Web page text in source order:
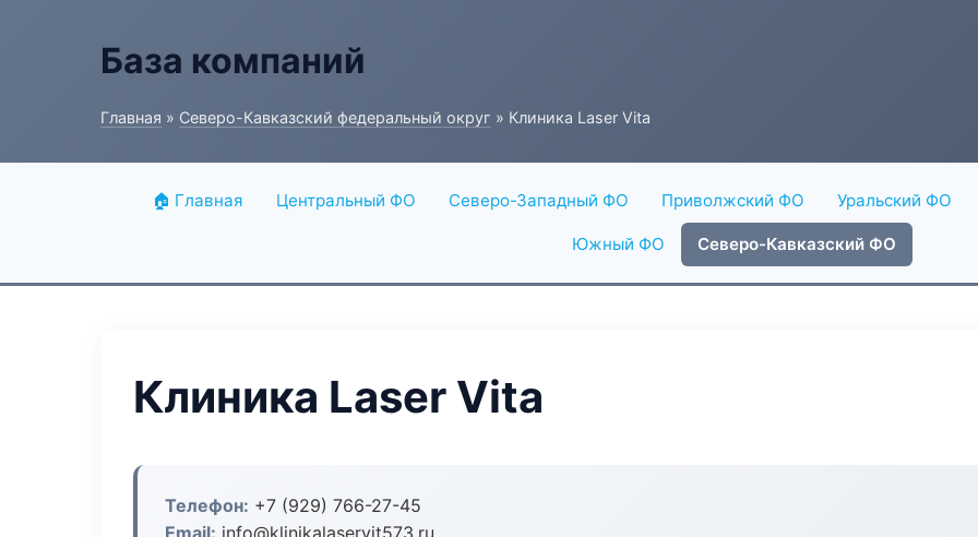
База компаний
Главная » Северо-Кавказский федеральный округ » Клиника Laser Vita
🏠 Главная Центральный ФО Северо-Западный ФО Приволжский ФО Уральский ФО
Южный ФО Северо-Кавказский ФО
Клиника Laser Vita
Телефон: +7 (929) 766-27-45
Email: info@klinikalaservit573.ru